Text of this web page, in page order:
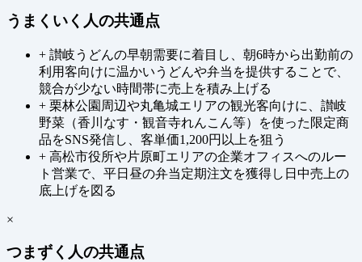
うまくいく人の共通点
+ 讃岐うどんの早朝需要に着目し、朝6時から出勤前の
利用客向けに温かいうどんや弁当を提供することで、
競合が少ない時間帯に売上を積み上げる
+ 栗林公園周辺や丸亀城エリアの観光客向けに、讃岐
野菜（香川なす・観音寺れんこん等）を使った限定商
品をSNS発信し、客単価1,200円以上を狙う
+ 高松市役所や片原町エリアの企業オフィスへのルー
ト営業で、平日昼の弁当定期注文を獲得し日中売上の
底上げを図る
×
つまずく人の共通点